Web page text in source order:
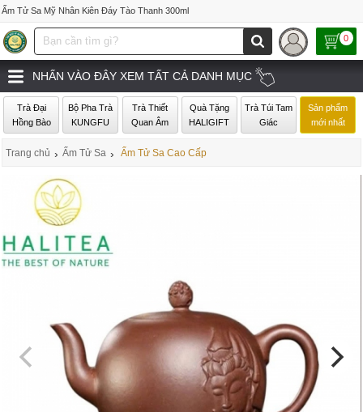
Ấm Tử Sa Mỹ Nhân Kiên Đáy Tào Thanh 300ml
0
NHẤN VÀO ĐÂY XEM TẤT CẢ DANH MỤC
Trà Đại
Hồng Bào
Bộ Pha Trà
KUNGFU
Trà Thiết
Quan Âm
Quà Tặng
HALIGIFT
Trà Túi Tam
Giác
Sản phẩm
mới nhất
Trang chủ › Ấm Tử Sa › Ấm Tử Sa Cao Cấp